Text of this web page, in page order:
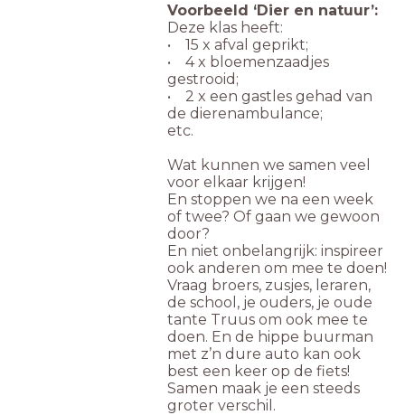
Voorbeeld ‘Dier en natuur’:
Deze klas heeft:
• 15 x afval geprikt;
• 4 x bloemenzaadjes
gestrooid;
• 2 x een gastles gehad van
de dierenambulance;
etc.
Wat kunnen we samen veel
voor elkaar krijgen!
En stoppen we na een week
of twee? Of gaan we gewoon
door?
En niet onbelangrijk: inspireer
ook anderen om mee te doen!
Vraag broers, zusjes, leraren,
de school, je ouders, je oude
tante Truus om ook mee te
doen. En de hippe buurman
met z’n dure auto kan ook
best een keer op de fiets!
Samen maak je een steeds
groter verschil.